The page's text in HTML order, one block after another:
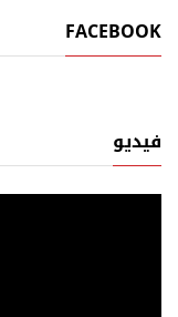
FACEBOOK
فيديو